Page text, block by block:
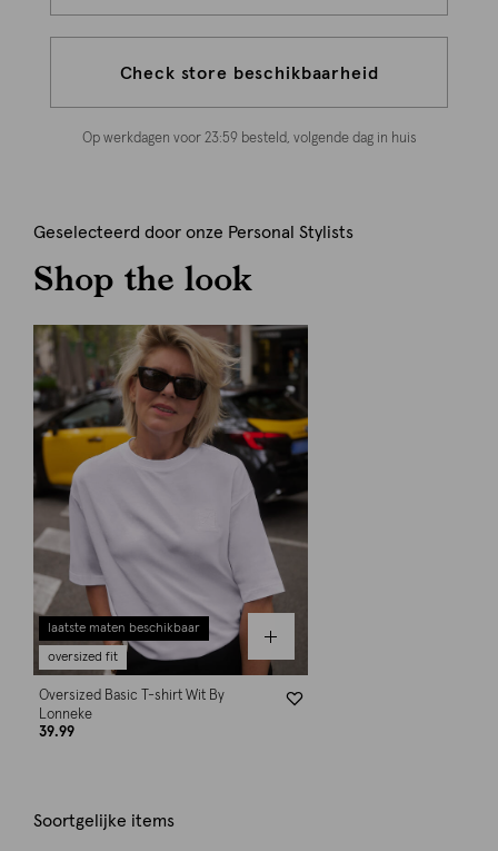
Check store beschikbaarheid
Op werkdagen voor 23:59 besteld, volgende dag in huis
Geselecteerd door onze Personal Stylists
Shop the look
laatste maten beschikbaar
oversized fit
Oversized Basic T-shirt Wit By
Lonneke
39.99
Soortgelijke items